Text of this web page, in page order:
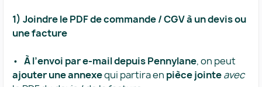
1) Joindre le PDF de commande / CGV à un devis ou
une facture
• ​ À l’envoi par e-mail depuis Pennylane​, on peut ​
ajouter une annexe​ qui partira en ​ pièce jointeavec